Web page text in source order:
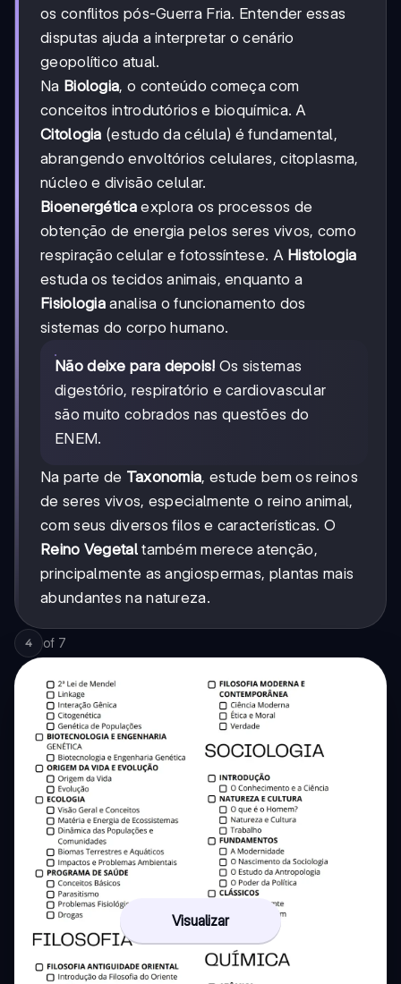
os conflitos pós-Guerra Fria. Entender essas
disputas ajuda a interpretar o cenário
geopolítico atual.
Na Biologia, o conteúdo começa com
conceitos introdutórios e bioquímica. A
Citologia (estudo da célula) é fundamental,
abrangendo envoltórios celulares, citoplasma,
núcleo e divisão celular.
Bioenergéticaexplora os processos de
obtenção de energia pelos seres vivos, como
respiração celular e fotossíntese. A Histologia
estuda os tecidos animais, enquanto a
Fisiologia analisa o funcionamento dos
sistemas do corpo humano.
Não deixe para depois! Os sistemas
digestório, respiratório e cardiovascular
são muito cobrados nas questões do
ENEM.
Na parte de Taxonomia, estude bem os reinos
de seres vivos, especialmente o reino animal,
com seus diversos filos e características. O
Reino Vegetaltambém merece atenção,
principalmente as angiospermas, plantas mais
abundantes na natureza.
4 of 7
Visualizar